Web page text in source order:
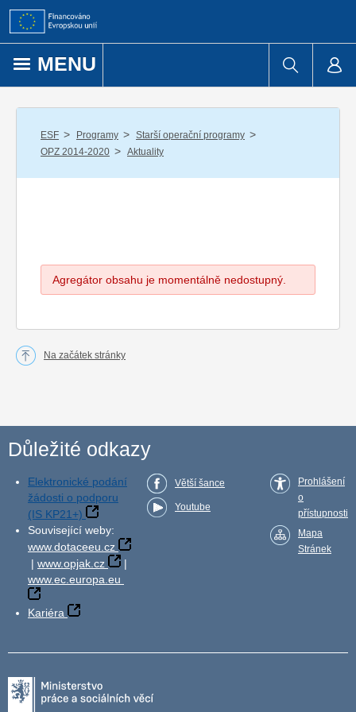
Přejít k obsahu
MENU
ESF / Programy / Starší operační programy /
OPZ 2014-2020 / Aktuality
Agregátor obsahu je momentálně nedostupný.
Na začátek stránky
Důležité odkazy
Elektronické podání
žádosti o podporu
(IS KP21+)
Související weby:
www.dotaceeu.cz
| www.opjak.cz
|
www.ec.europa.eu
Kariéra
Větší šance
Youtube
Prohlášení
o
přístupnosti
Mapa
Stránek